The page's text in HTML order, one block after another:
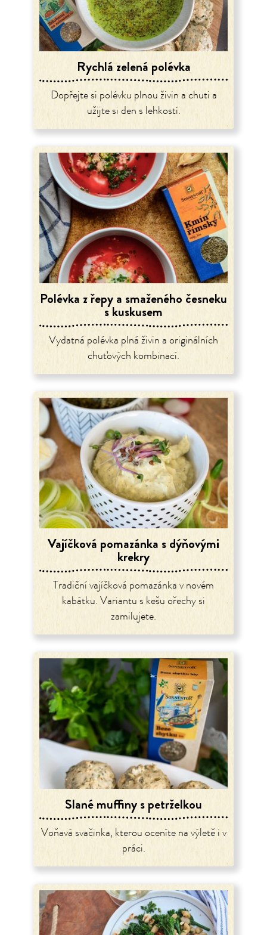
Rychlá zelená polévka
Dopřejte si polévku plnou živin a chuti a
užijte si den s lehkostí.
Polévka z řepy a smaženého česneku
s kuskusem
Vydatná polévka plná živin a originálních
chuťových kombinací.
Vajíčková pomazánka s dýňovými
krekry
Tradiční vajíčková pomazánka v novém
kabátku. Variantu s kešu ořechy si
zamilujete.
Slané muffiny s petrželkou
Voňavá svačinka, kterou oceníte na výletě i v
práci.